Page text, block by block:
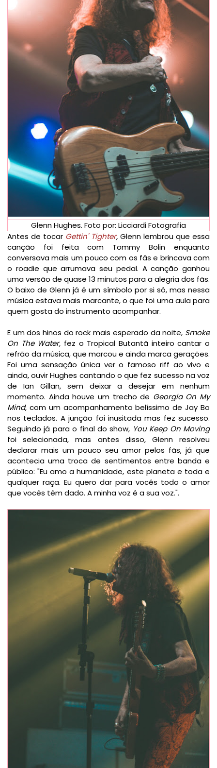
Glenn Hughes. Foto por: Licciardi Fotografia
Antes de tocar Gettin' Tighter,Glenn lembrou que essa
canção foi feita com Tommy Bolin enquanto
conversava mais um pouco com os fãs e brincava com
o roadie que arrumava seu pedal. A canção ganhou
uma versão de quase 13 minutos para a alegria dos fãs.
O baixo de Glenn já é um símbolo por si só, mas nessa
música estava mais marcante, o que foi uma aula para
quem gosta do instrumento acompanhar.
E um dos hinos do rock mais esperado da noite, Smoke
On The Water, fez o Tropical Butantã inteiro cantar o
refrão da música, que marcou e ainda marca gerações.
Foi uma sensação única ver o famoso riff ao vivo e
ainda, ouvir Hughes cantando o que fez sucesso na voz
de Ian Gillan, sem deixar a desejar em nenhum
momento. Ainda houve um trecho de Georgia On My
Mind, com um acompanhamento belíssimo de Jay Bo
nos teclados. A junção foi inusitada mas fez sucesso.
Seguindo já para o final do show, You Keep On Moving
foi selecionada, mas antes disso, Glenn resolveu
declarar mais um pouco seu amor pelos fãs, já que
acontecia uma troca de sentimentos entre banda e
público: "Eu amo a humanidade, este planeta e toda e
qualquer raça. Eu quero dar para vocês todo o amor
que vocês têm dado. A minha voz é a sua voz.".